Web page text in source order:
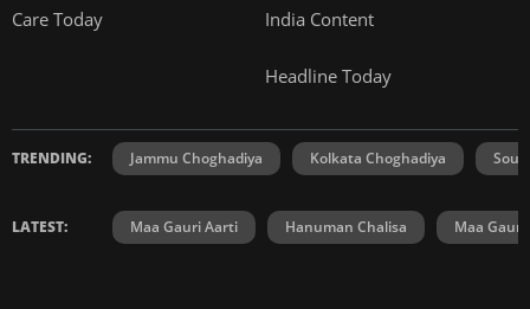
Care Today India Content
Headline Today
TRENDING: Jammu Choghadiya Kolkata Choghadiya
LATEST: Maa Gauri Aarti Hanuman Chalisa Maa Gauri